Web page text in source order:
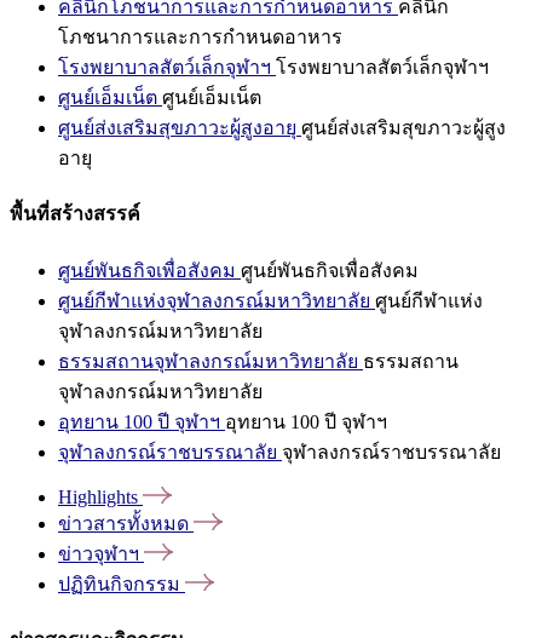
คลินิกโภชนาการและการกำหนดอาหาร คลินิก
โภชนาการและการกำหนดอาหาร
โรงพยาบาลสัตว์เล็กจุฬาฯ โรงพยาบาลสัตว์เล็กจุฬาฯ
ศูนย์เอ็มเน็ต ศูนย์เอ็มเน็ต
ศูนย์ส่งเสริมสุขภาวะผู้สูงอายุ ศูนย์ส่งเสริมสุขภาวะผู้สูง
อายุ
พื้นที่สร้างสรรค์
ศูนย์พันธกิจเพื่อสังคม ศูนย์พันธกิจเพื่อสังคม
ศูนย์กีฬาแห่งจุฬาลงกรณ์มหาวิทยาลัย ศูนย์กีฬาแห่ง
จุฬาลงกรณ์มหาวิทยาลัย
ธรรมสถานจุฬาลงกรณ์มหาวิทยาลัย ธรรมสถาน
จุฬาลงกรณ์มหาวิทยาลัย
อุทยาน 100 ปี จุฬาฯ อุทยาน 100 ปี จุฬาฯ
จุฬาลงกรณ์ราชบรรณาลัย จุฬาลงกรณ์ราชบรรณาลัย
Highlights
ข่าวสารทั้งหมด
ข่าวจุฬาฯ
ปฏิทินกิจกรรม